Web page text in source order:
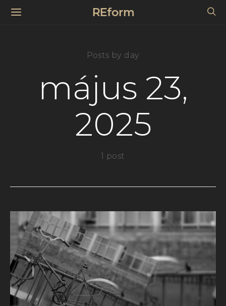
REform
Posts by day
május 23,
2025
1 post